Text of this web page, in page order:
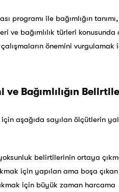
programı ile bağımlığın
ve bağımlılık türleri
önemini
ve Bağımlılığın
için aşağıda sayılan ölçütlerin
belirtilerinin ortaya
için yapılan ama boşa
için büyük zaman harcama